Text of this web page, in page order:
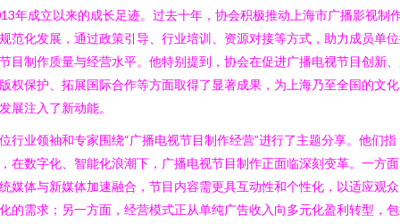
年成立以来的成长足迹。过去十年，协会积极推动上海市广播影视制
范化发展，通过政策引导、行业培训、资源对接等方式，助力成员单
目制作质量与经营水平。他特别提到，协会在促进广播电视节目创新
权保护、拓展国际合作等方面取得了显著成果，为上海乃至全国的文
展注入了新动能。
行业领袖和专家围绕“广播电视节目制作经营”进行了主题分享。他们指
在数字化、智能化浪潮下，广播电视节目制作正面临深刻变革。一方
媒体与新媒体加速融合，节目内容需更具互动性和个性化，以适应观
的需求；另一方面，经营模式正从单纯广告收入向多元化盈利转型，